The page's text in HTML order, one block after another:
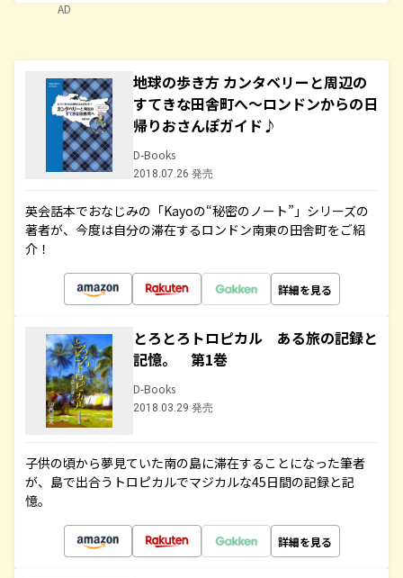
AD
地球の歩き方 カンタベリーと周辺の
すてきな田舎町へ～ロンドンからの日
帰りおさんぽガイド♪
D-Books
2018.07.26 発売
英会話本でおなじみの「Kayoの“秘密のノート”」シリーズの
著者が、今度は自分の滞在するロンドン南東の田舎町をご紹
介！
詳細を見る
とろとろトロピカル ある旅の記録と
記憶。 第1巻
D-Books
2018.03.29 発売
子供の頃から夢見ていた南の島に滞在することになった筆者
が、島で出合うトロピカルでマジカルな45日間の記録と記
憶。
詳細を見る